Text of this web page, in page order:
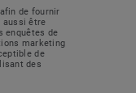
de fournir
aussi être
enquêtes de
marketing
de
des